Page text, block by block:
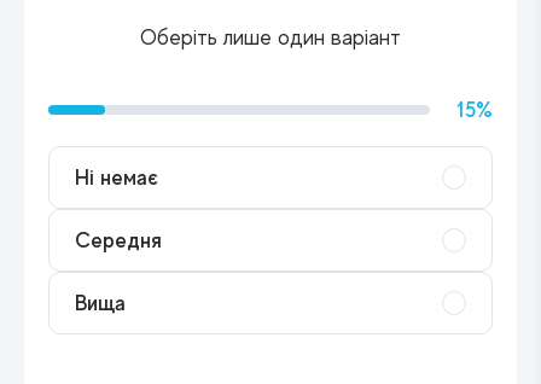
Оберіть лише один варіант
15%
Ні немає
Середня
Вища